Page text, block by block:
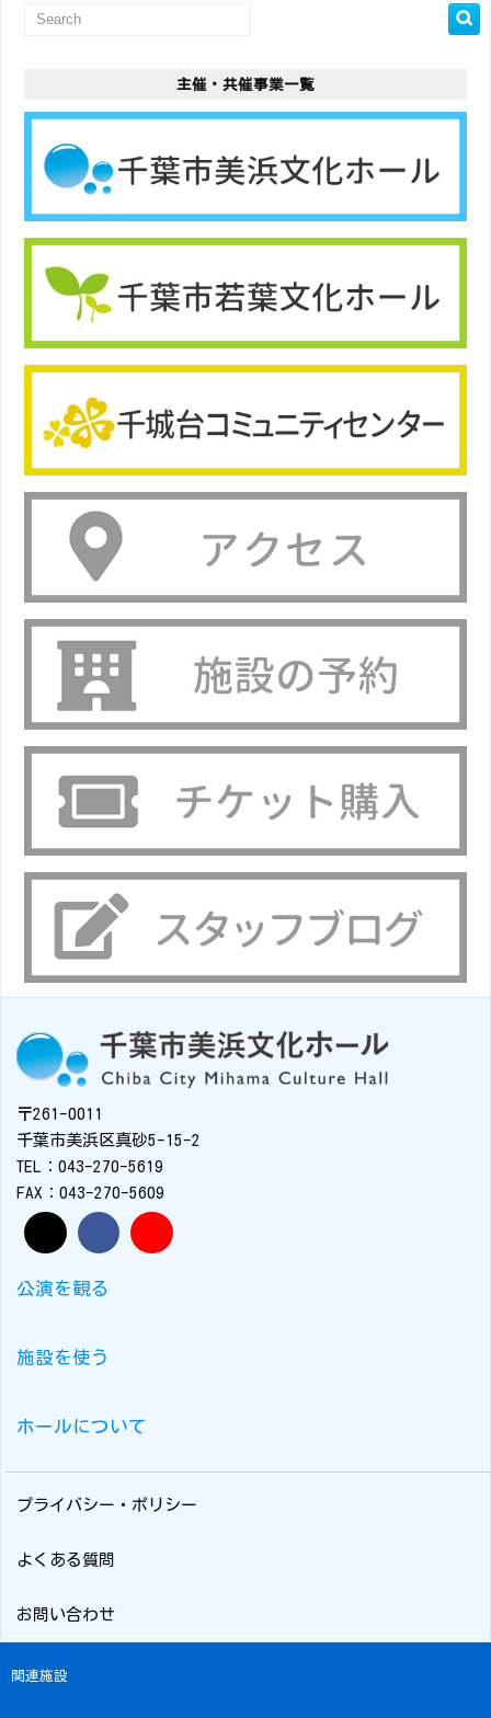
主催・共催事業一覧
〒261-0011
千葉市美浜区真砂5-15-2
TEL：043-270-5619
FAX：043-270-5609
公演を観る
施設を使う
ホールについて
プライバシー・ポリシー
よくある質問
お問い合わせ
関連施設